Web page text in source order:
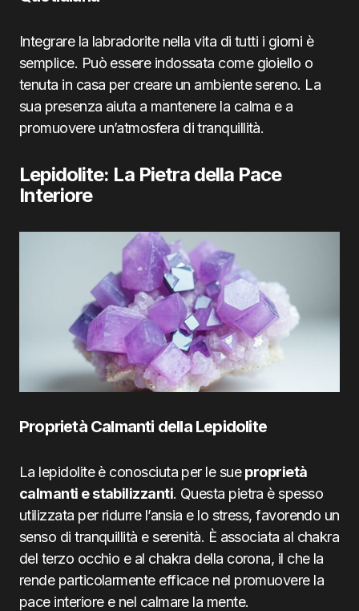
Integrare la labradorite nella vita di tutti i giorni è
semplice. Può essere indossata come gioiello o
tenuta in casa per creare un ambiente sereno. La
sua presenza aiuta a mantenere la calma e a
promuovere un’atmosfera di tranquillità.
Lepidolite: La Pietra della Pace
Interiore
Proprietà Calmanti della Lepidolite
La lepidolite è conosciuta per le sueproprietà
calmanti e stabilizzanti. Questa pietra è spesso
utilizzata per ridurre l’ansia e lo stress, favorendo un
senso di tranquillità e serenità. È associata al chakra
del terzo occhio e al chakra della corona, il che la
rende particolarmente efficace nel promuovere la
pace interiore e nel calmare la mente.